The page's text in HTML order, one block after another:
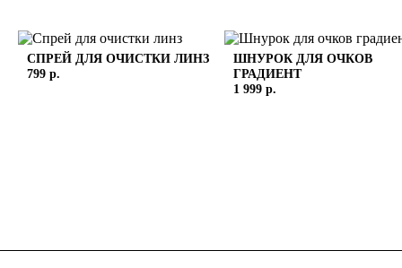
СПРЕЙ ДЛЯ ОЧИСТКИ ЛИНЗ
799 р.
ШНУРОК ДЛЯ ОЧКОВ
ГРАДИЕНТ
1 999 р.